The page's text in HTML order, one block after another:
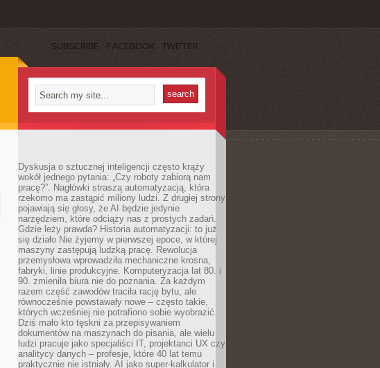
SUBSCRIBE FACEBOOK TWITTER
Dyskusja o sztucznej inteligencji często krąży
wokół jednego pytania: „Czy roboty zabiorą nam
pracę?”. Nagłówki straszą automatyzacją, która
rzekomo ma zastąpić miliony ludzi. Z drugiej strony
pojawiają się głosy, że AI będzie jedynie
narzędziem, które odciąży nas z prostych zadań.
Gdzie leży prawda? Historia automatyzacji: to już
się działo Nie żyjemy w pierwszej epoce, w której
maszyny zastępują ludzką pracę. Rewolucja
przemysłowa wprowadziła mechaniczne krosna,
fabryki, linie produkcyjne. Komputeryzacja lat 80. i
90. zmieniła biura nie do poznania. Za każdym
razem część zawodów traciła rację bytu, ale
równocześnie powstawały nowe – często takie,
których wcześniej nie potrafiono sobie wyobrazić.
Dziś mało kto tęskni za przepisywaniem
dokumentów na maszynach do pisania, ale wielu
ludzi pracuje jako specjaliści IT, projektanci UX czy
analitycy danych – profesje, które 40 lat temu
praktycznie nie istniały. AI jako super-kalkulator i